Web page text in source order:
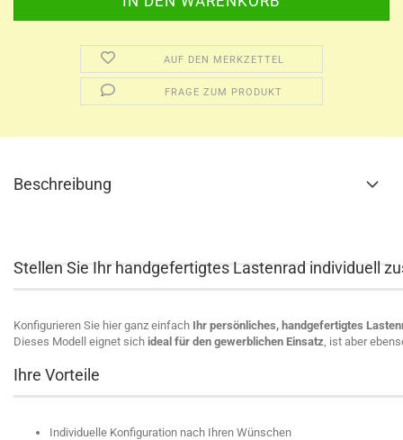
AUF DEN MERKZETTEL
FRAGE ZUM PRODUKT
Beschreibung
Stellen Sie Ihr handgefertigtes Lastenrad individuell
Konfigurieren Sie hier ganz einfach Ihr persönliches, handgefertigtes
Dieses Modell eignet sich ideal für den gewerblichen Einsatz, ist aber
Ihre Vorteile
Individuelle Konfiguration nach Ihren Wünschen